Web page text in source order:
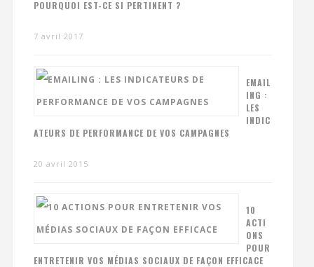
POURQUOI EST-CE SI PERTINENT ?
7 avril 2017
EMAIL
ING :
LES
INDIC
ATEURS DE PERFORMANCE DE VOS CAMPAGNES
20 avril 2015
10
ACTI
ONS
POUR
ENTRETENIR VOS MÉDIAS SOCIAUX DE FAÇON EFFICACE